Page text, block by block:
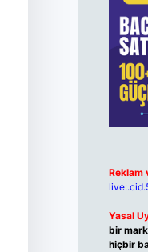
Reklam
Yasal
bir
hiçbir